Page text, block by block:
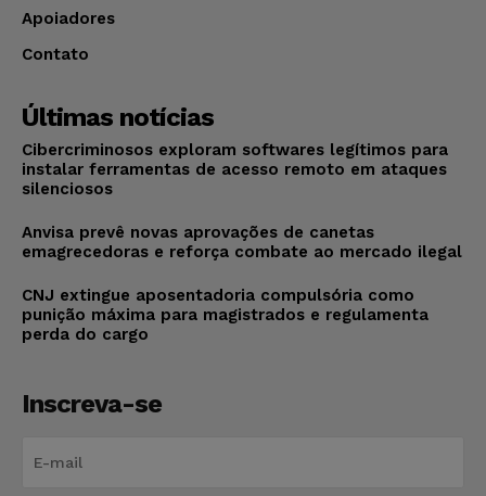
Apoiadores
Contato
Últimas notícias
Cibercriminosos exploram softwares legítimos para
instalar ferramentas de acesso remoto em ataques
silenciosos
Anvisa prevê novas aprovações de canetas
emagrecedoras e reforça combate ao mercado ilegal
CNJ extingue aposentadoria compulsória como
punição máxima para magistrados e regulamenta
perda do cargo
Inscreva-se